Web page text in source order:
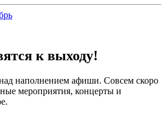
к выходу!
наполнением афиши. Совсем скоро
мероприятия, концерты и